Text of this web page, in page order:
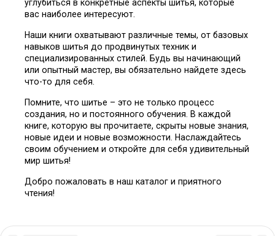
углубиться в конкретные аспекты шитья, которые
вас наиболее интересуют.
Наши книги охватывают различные темы, от базовых
навыков шитья до продвинутых техник и
специализированных стилей. Будь вы начинающий
или опытный мастер, вы обязательно найдете здесь
что-то для себя.
Помните, что шитье – это не только процесс
создания, но и постоянного обучения. В каждой
книге, которую вы прочитаете, скрыты новые знания,
новые идеи и новые возможности. Наслаждайтесь
своим обучением и откройте для себя удивительный
мир шитья!
Добро пожаловать в наш каталог и приятного
чтения!